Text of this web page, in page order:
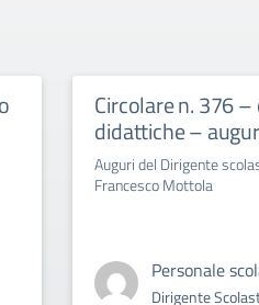
Circolare n. 376
didattiche –
Auguri del Dirigente
Francesco Mottola
Personale
Dirigente